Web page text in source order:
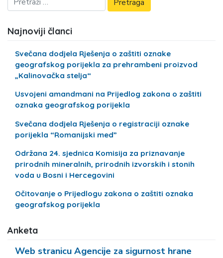
Najnoviji članci
Svečana dodjela Rješenja o zaštiti oznake
geografskog porijekla za prehrambeni proizvod
„Kalinovačka stelja“
Usvojeni amandmani na Prijedlog zakona o zaštiti
oznaka geografskog porijekla
Svečana dodjela Rješenja o registraciji oznake
porijekla “Romanijski med”
Održana 24. sjednica Komisija za priznavanje
prirodnih mineralnih, prirodnih izvorskih i stonih
voda u Bosni i Hercegovini
Očitovanje o Prijedlogu zakona o zaštiti oznaka
geografskog porijekla
Anketa
Web stranicu Agencije za sigurnost hrane